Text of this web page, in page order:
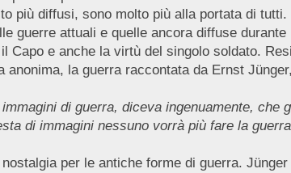
più diffusi, sono molto più alla portata di
guerre attuali e quelle ancora diffuse
Capo e anche la virtù del singolo soldato.
la guerra raccontata da Ernst
di guerra, diceva ingenuamente,
di immagini nessuno vorrà più fare la
per le antiche forme di guerra.